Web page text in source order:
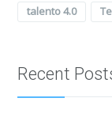
talento 4.0
Recent